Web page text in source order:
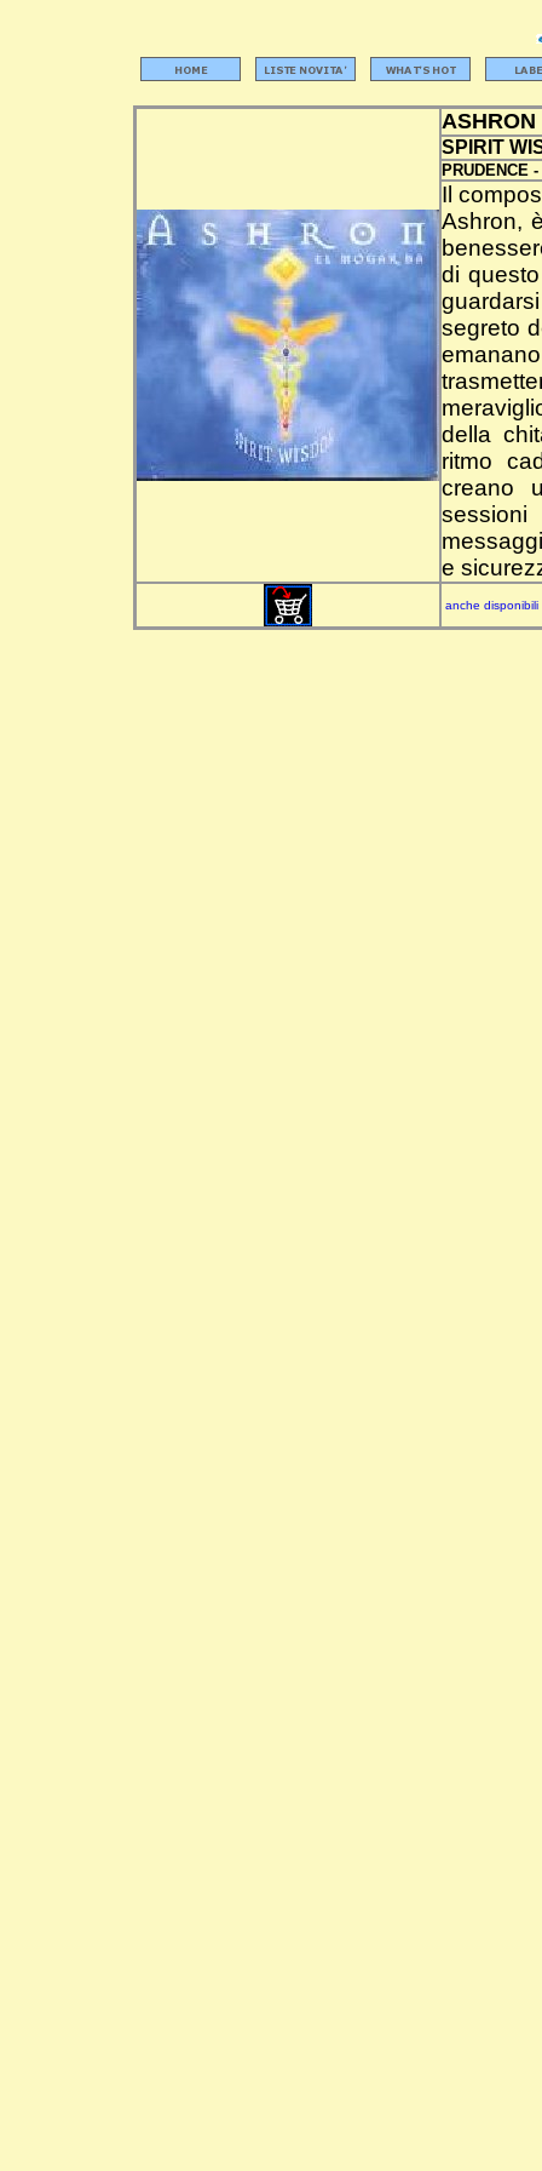
ASHRON
SPIRIT
PRUDENCE -
Il
Ashron,
di
segreto
della
ritmo
creano
e
anche disponibili